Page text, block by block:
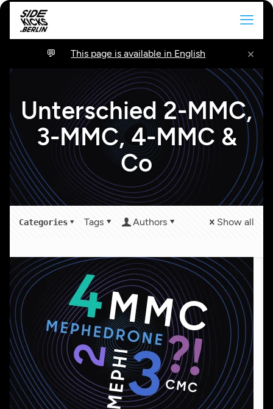
This page is available in English ×
Unterschied 2-MMC,
3-MMC, 4-MMC &
Co
Categories Tags Authors Show all